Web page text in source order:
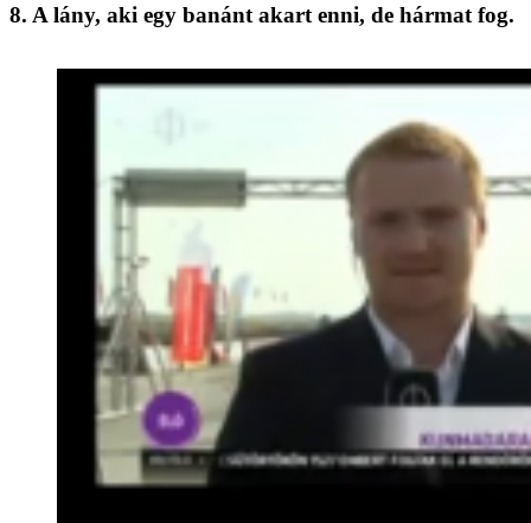
8. A lány, aki egy banánt akart enni, de hármat fog.